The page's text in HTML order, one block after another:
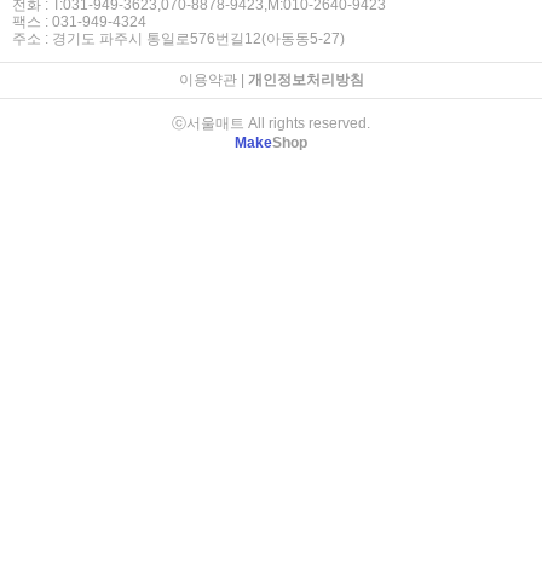
전화 : T:031-949-3623,070-8878-9423,M:010-2640-9423
팩스 : 031-949-4324
주소 : 경기도 파주시 통일로576번길12(아동동5-27)
이용약관| 개인정보처리방침
ⓒ서울매트 All rights reserved.
MakeShop